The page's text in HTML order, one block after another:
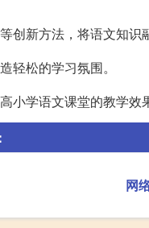
创新方法，将语文知识
轻松的学习氛围。
小学语文课堂的教学效
网